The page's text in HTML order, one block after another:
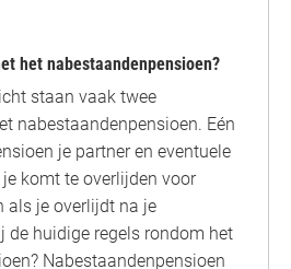
het nabestaandenpensioen?
staan vaak twee
nabestaandenpensioen. Eén
je partner en eventuele
komt te overlijden voor
als je overlijdt na je
de huidige regels rondom het
Nabestaandenpensioen